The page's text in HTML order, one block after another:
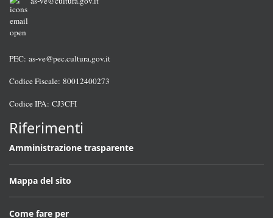
PEC: as-ve@pec.cultura.gov.it
Codice Fiscale: 80012400273
Codice IPA: CJ3CFI
Riferimenti
Amministrazione trasparente
Mappa del sito
Come fare per